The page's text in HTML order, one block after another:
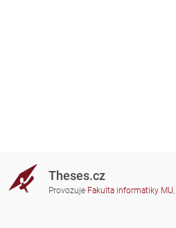
Theses.cz
Provozuje Fakulta informatiky MU,